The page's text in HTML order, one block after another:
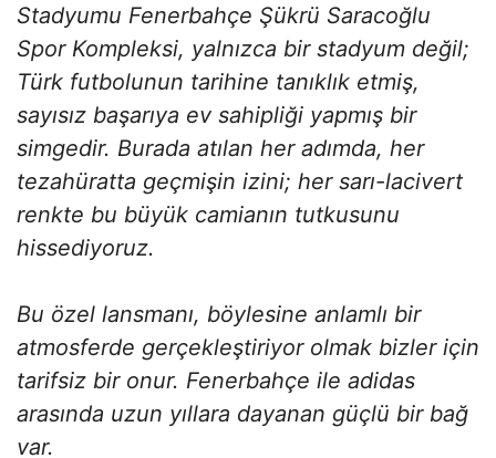
Stadyumu Fenerbahçe Şükrü Saracoğlu
Spor Kompleksi, yalnızca bir stadyum değil;
Türk futbolunun tarihine tanıklık etmiş,
sayısız başarıya ev sahipliği yapmış bir
simgedir. Burada atılan her adımda, her
tezahüratta geçmişin izini; her sarı-lacivert
renkte bu büyük camianın tutkusunu
hissediyoruz.
Bu özel lansmanı, böylesine anlamlı bir
atmosferde gerçekleştiriyor olmak bizler için
tarifsiz bir onur. Fenerbahçe ile adidas
arasında uzun yıllara dayanan güçlü bir bağ
var.